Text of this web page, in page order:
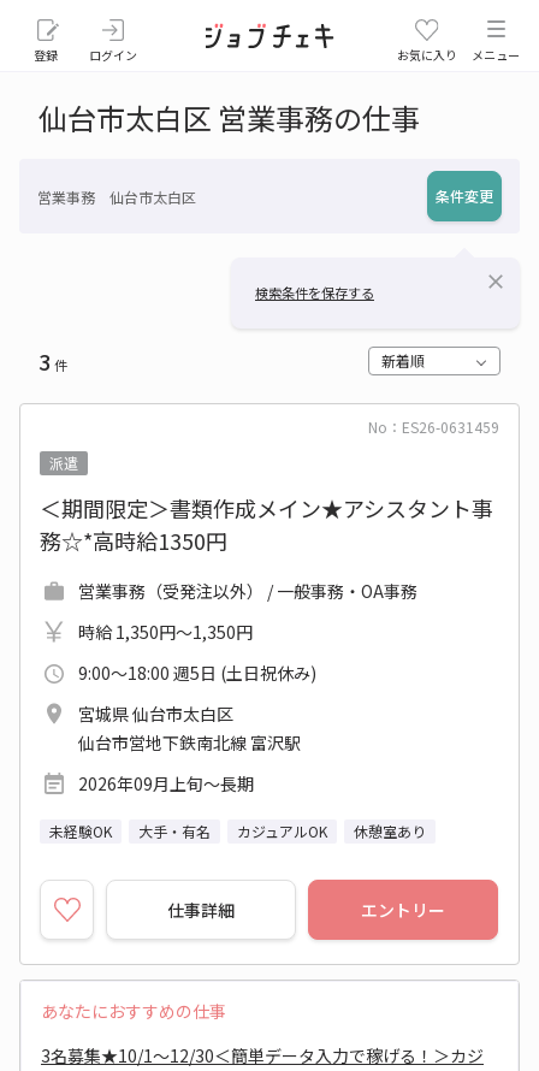
登録 ログイン お気に入り メニュー
仙台市太白区 営業事務の仕事
営業事務 仙台市太白区 条件変更
検索条件を保存する close
3 件 新着順
No：ES26-0631459
派遣
＜期間限定＞書類作成メイン★アシスタント事
務☆*高時給1350円
営業事務（受発注以外） / 一般事務・OA事務
時給 1,350円～1,350円
9:00～18:00 週5日 (土日祝休み)
宮城県 仙台市太白区
仙台市営地下鉄南北線 富沢駅
2026年09月上旬～長期
未経験OK 大手・有名 カジュアルOK 休憩室あり
仕事詳細 エントリー
あなたにおすすめの仕事
3名募集★10/1～12/30＜簡単データ入力で稼げる！＞カジ